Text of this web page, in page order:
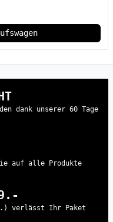
dank unserer 60 Tage
auf alle Produkte
verlässt Ihr Paket